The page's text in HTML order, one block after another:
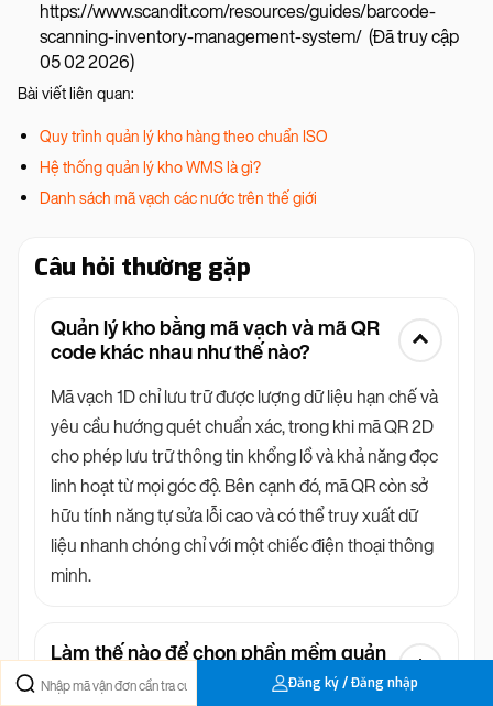
https://www.scandit.com/resources/guides/barcode-
scanning-inventory-management-system/ (Đã truy cập
05 02 2026)
Bài viết liên quan:
Quy trình quản lý kho hàng theo chuẩn ISO
Hệ thống quản lý kho WMS là gì?
Danh sách mã vạch các nước trên thế giới
Câu hỏi thường gặp
Quản lý kho bằng mã vạch và mã QR
code khác nhau như thế nào?
Mã vạch 1D chỉ lưu trữ được lượng dữ liệu hạn chế và
yêu cầu hướng quét chuẩn xác, trong khi mã QR 2D
cho phép lưu trữ thông tin khổng lồ và khả năng đọc
linh hoạt từ mọi góc độ. Bên cạnh đó, mã QR còn sở
hữu tính năng tự sửa lỗi cao và có thể truy xuất dữ
liệu nhanh chóng chỉ với một chiếc điện thoại thông
minh.
Làm thế nào để chọn phần mềm quản
lý kho bằng barcode hiệu quả?Đăng ký / Đăng nhập